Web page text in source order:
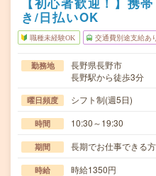
き/日払いOK
職種未経験OK 交通費別途支給あ
勤務地
長野県長野市
長野駅から徒歩3分
曜日頻度 シフト制(週5日)
時間 10:30～19:30
期間 長期でお仕事できる
時給 時給1350円